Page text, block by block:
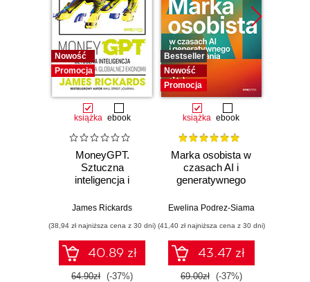
Nowość
Promocja
książka ebook
MoneyGPT.
Sztuczna
inteligencja i
globalnej ekonomii
James Rickards
(38,94 zł najniższa cena z 30 dni)
40.89 zł
64.90zł (-37%)
Bestseller
Nowość
Promocja
książka ebook
Marka osobista w
czasach AI i
generatywnego
Ewelina Podrez-Siama
(41,40 zł najniższa cena z 30 dni)
43.47 zł
69.00zł (-37%)